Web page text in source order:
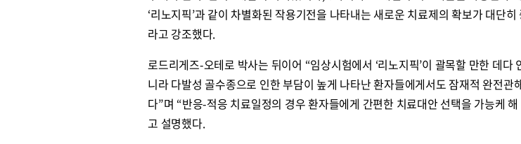
‘리노지픽’과 같이 차별화된 작용기전을 나타내는 새로운 치료제의 확보가 대단
라고 강조했다.
로드리게즈-오테로 박사는 뒤이어 “임상시험에서 ‘리노지픽’이 괄목할 만한 데다
니라 다발성 골수종으로 인한 부담이 높게 나타난 환자들에게서도 잠재적 완전관
다”며 “반응-적응 치료일정의 경우 환자들에게 간편한 치료대안 선택을 가능케
고 설명했다.